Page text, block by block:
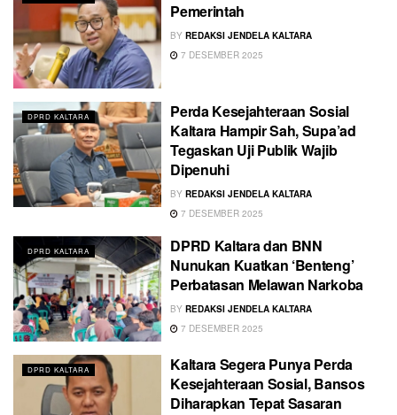
Pemerintah
BY REDAKSI JENDELA KALTARA
7 DESEMBER 2025
DPRD KALTARA
Perda Kesejahteraan Sosial
Kaltara Hampir Sah, Supa’ad
Tegaskan Uji Publik Wajib
Dipenuhi
BY REDAKSI JENDELA KALTARA
7 DESEMBER 2025
DPRD KALTARA
DPRD Kaltara dan BNN
Nunukan Kuatkan ‘Benteng’
Perbatasan Melawan Narkoba
BY REDAKSI JENDELA KALTARA
7 DESEMBER 2025
DPRD KALTARA
Kaltara Segera Punya Perda
Kesejahteraan Sosial, Bansos
Diharapkan Tepat Sasaran